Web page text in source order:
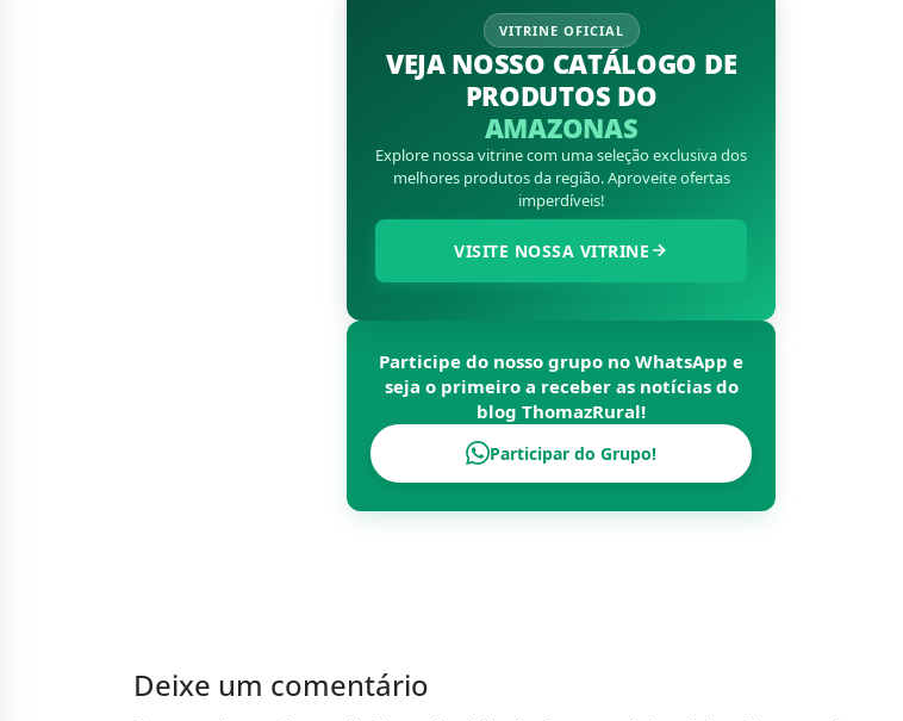
VITRINE OFICIAL
VEJA NOSSO CATÁLOGO DE
PRODUTOS DO
AMAZONAS
Explore nossa vitrine com uma seleção exclusiva dos
melhores produtos da região. Aproveite ofertas
imperdíveis!
VISITE NOSSA VITRINE
Participe do nosso grupo no WhatsApp e
seja o primeiro a receber as notícias do
blogThomazRural!
Participar do Grupo!
Deixe um comentário